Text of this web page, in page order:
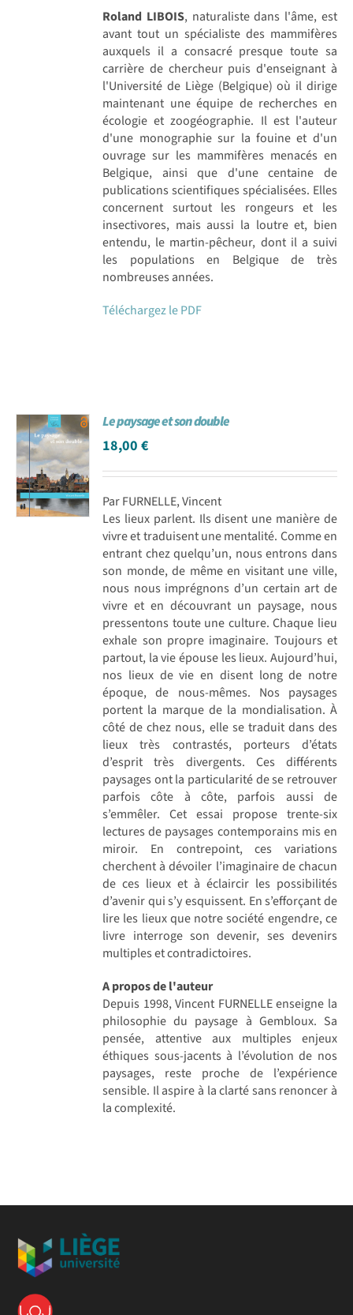
Roland LIBOIS, naturaliste dans l'âme, est
avant tout un spécialiste des mammifères
auxquels il a consacré presque toute sa
carrière de chercheur puis d'enseignant à
l'Université de Liège (Belgique) où il dirige
maintenant une équipe de recherches en
écologie et zoogéographie. Il est l'auteur
d'une monographie sur la fouine et d'un
ouvrage sur les mammifères menacés en
Belgique, ainsi que d'une centaine de
publications scientifiques spécialisées. Elles
concernent surtout les rongeurs et les
insectivores, mais aussi la loutre et, bien
entendu, le martin-pêcheur, dont il a suivi
les populations en Belgique de très
nombreuses années.
Téléchargez le PDF
Le paysage et son double
18,00€
Par FURNELLE, Vincent
Les lieux parlent. Ils disent une manière de
vivre et traduisent une mentalité. Comme en
entrant chez quelqu’un, nous entrons dans
son monde, de même en visitant une ville,
nous nous imprégnons d’un certain art de
vivre et en découvrant un paysage, nous
pressentons toute une culture. Chaque lieu
exhale son propre imaginaire. Toujours et
partout, la vie épouse les lieux. Aujourd’hui,
nos lieux de vie en disent long de notre
époque, de nous-mêmes. Nos paysages
portent la marque de la mondialisation. À
côté de chez nous, elle se traduit dans des
lieux très contrastés, porteurs d’états
d’esprit très divergents. Ces différents
paysages ont la particularité de se retrouver
parfois côte à côte, parfois aussi de
s’emmêler. Cet essai propose trente-six
lectures de paysages contemporains mis en
miroir. En contrepoint, ces variations
cherchent à dévoiler l’imaginaire de chacun
de ces lieux et à éclaircir les possibilités
d’avenir qui s’y esquissent. En s’efforçant de
lire les lieux que notre société engendre, ce
livre interroge son devenir, ses devenirs
multiples et contradictoires.
A propos de l'auteur
Depuis 1998, Vincent FURNELLE enseigne la
philosophie du paysage à Gembloux. Sa
pensée, attentive aux multiples enjeux
éthiques sous-jacents à l’évolution de nos
paysages, reste proche de l’expérience
sensible. Il aspire à la clarté sans renoncer à
la complexité.